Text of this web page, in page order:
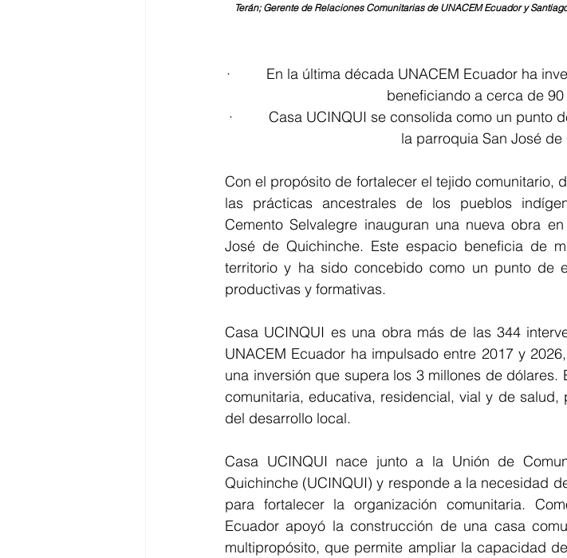
Terán; Gerente de Relaciones Comunitarias de UNACEM Ecuador y
·         En la última década UNACEM Ecuador ha
beneficiando a cerca de
·         Casa UCINQUI se consolida como un
la parroquia San José
Con el propósito de fortalecer el tejido comunitario,
las prácticas ancestrales de los pueblos
Cemento Selvalegre inauguran una nueva obra
José de Quichinche. Este espacio beneficia de
territorio y ha sido concebido como un punto de
productivas y formativas.
Casa UCINQUI es una obra más de las 344
UNACEM Ecuador ha impulsado entre 2017 y
una inversión que supera los 3 millones de
comunitaria, educativa, residencial, vial y de
del desarrollo local.
Casa UCINQUI nace junto a la Unión de
Quichinche (UCINQUI) y responde a la necesidad
para fortalecer la organización comunitaria.
Ecuador apoyó la construcción de una casa
multipropósito, que permite ampliar la capacidad